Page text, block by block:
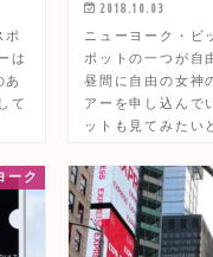
ポ
は
あ
て
2018.10.03
ニューヨーク・ビ
ポットの一つが自
昼間に自由の女神
アーを申し込んで
ットも見てみたい
ーク